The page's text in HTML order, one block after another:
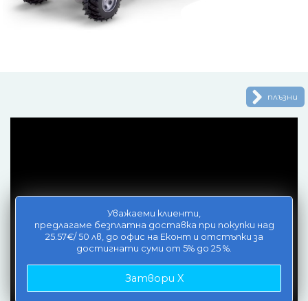
Уважаеми клиенти,
предлагаме безплатна доставка при покупки над
25.57€/ 50 лв, до офис на Еконт и отстъпки за
достигнати суми от 5% до 25 %.
Затвори X
плъзни